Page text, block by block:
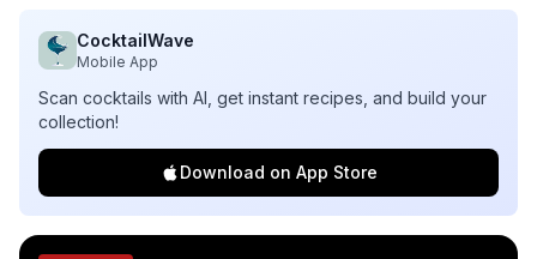
CocktailWave
Mobile App
Scan cocktails with AI, get instant recipes, and build your
collection!
Download on App Store